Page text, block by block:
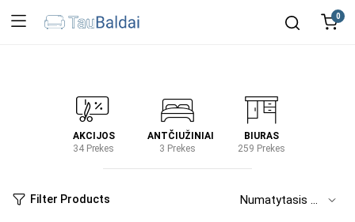
0
AKCIJOS
34 Prekes
ANTČIUŽINIAI
3 Prekes
BIURAS
259 Prekes
Filter Products